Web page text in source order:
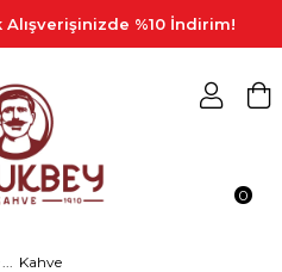
%10 İndirim!
0
Kahve